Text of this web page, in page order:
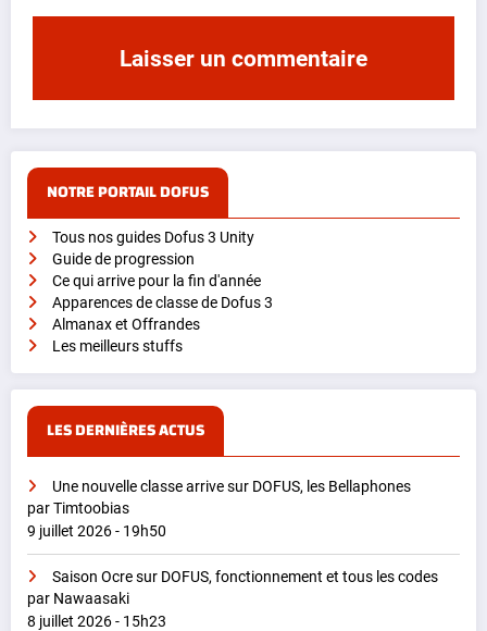
NOTRE PORTAIL DOFUS
Tous nos guides Dofus 3 Unity
Guide de progression
Ce qui arrive pour la fin d'année
Apparences de classe de Dofus 3
Almanax et Offrandes
Les meilleurs stuffs
LES DERNIÈRES ACTUS
Une nouvelle classe arrive sur DOFUS, les Bellaphones
par Timtoobias
9 juillet 2026 - 19h50
Saison Ocre sur DOFUS, fonctionnement et tous les codes
par Nawaasaki
8 juillet 2026 - 15h23